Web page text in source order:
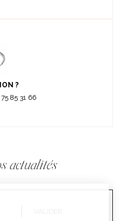
?
85 31 66
actualités